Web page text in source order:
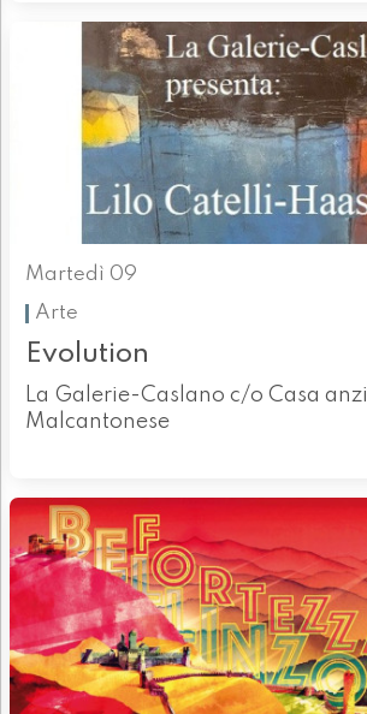
Martedì 09
Arte
Evolution
La Galerie-Caslano c/o Casa
Malcantonese